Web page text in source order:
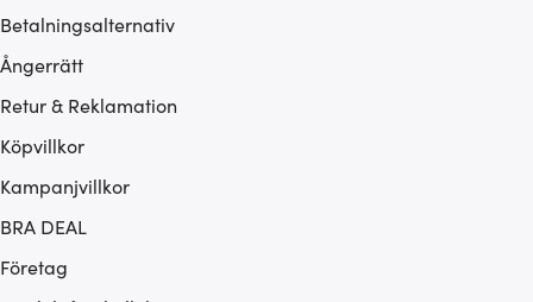
Betalningsalternativ
Ångerrätt
Retur & Reklamation
Köpvillkor
Kampanjvillkor
BRA DEAL
Företag